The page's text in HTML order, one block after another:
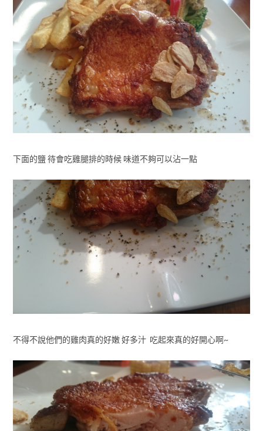
下面的鹽 待會吃雞腿排的時候 味道不夠可以沾一點
不得不說他們的雞肉真的好嫩 好多汁 吃起來真的好開心啊~